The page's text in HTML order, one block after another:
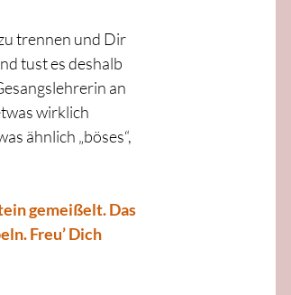
trennen und Dir
tust es deshalb
an
wirklich
ähnlich „böses“,
gemeißelt. Das
Freu’ Dich